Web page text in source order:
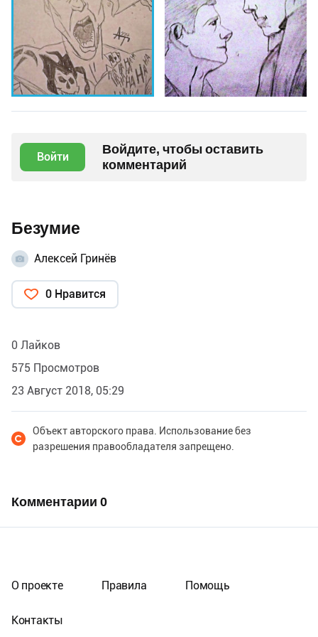
Войти
Войдите, чтобы оставить
комментарий
Безумие
Алексей Гринёв
0 Нравится
0 Лайков
575 Просмотров
23 Август 2018, 05:29
Объект авторского права. Использование без
разрешения правообладателя запрещено.
Комментарии 0
О проекте Правила Помощь
Контакты